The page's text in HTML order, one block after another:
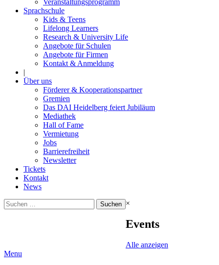
Veranstaltungsprogramm
Sprachschule
Kids & Teens
Lifelong Learners
Research & University Life
Angebote für Schulen
Angebote für Firmen
Kontakt & Anmeldung
|
Über uns
Förderer & Kooperationspartner
Gremien
Das DAI Heidelberg feiert Jubiläum
Mediathek
Hall of Fame
Vermietung
Jobs
Barrierefreiheit
Newsletter
Tickets
Kontakt
News
Suchen
nach:
×
Events
Alle anzeigen
Menu